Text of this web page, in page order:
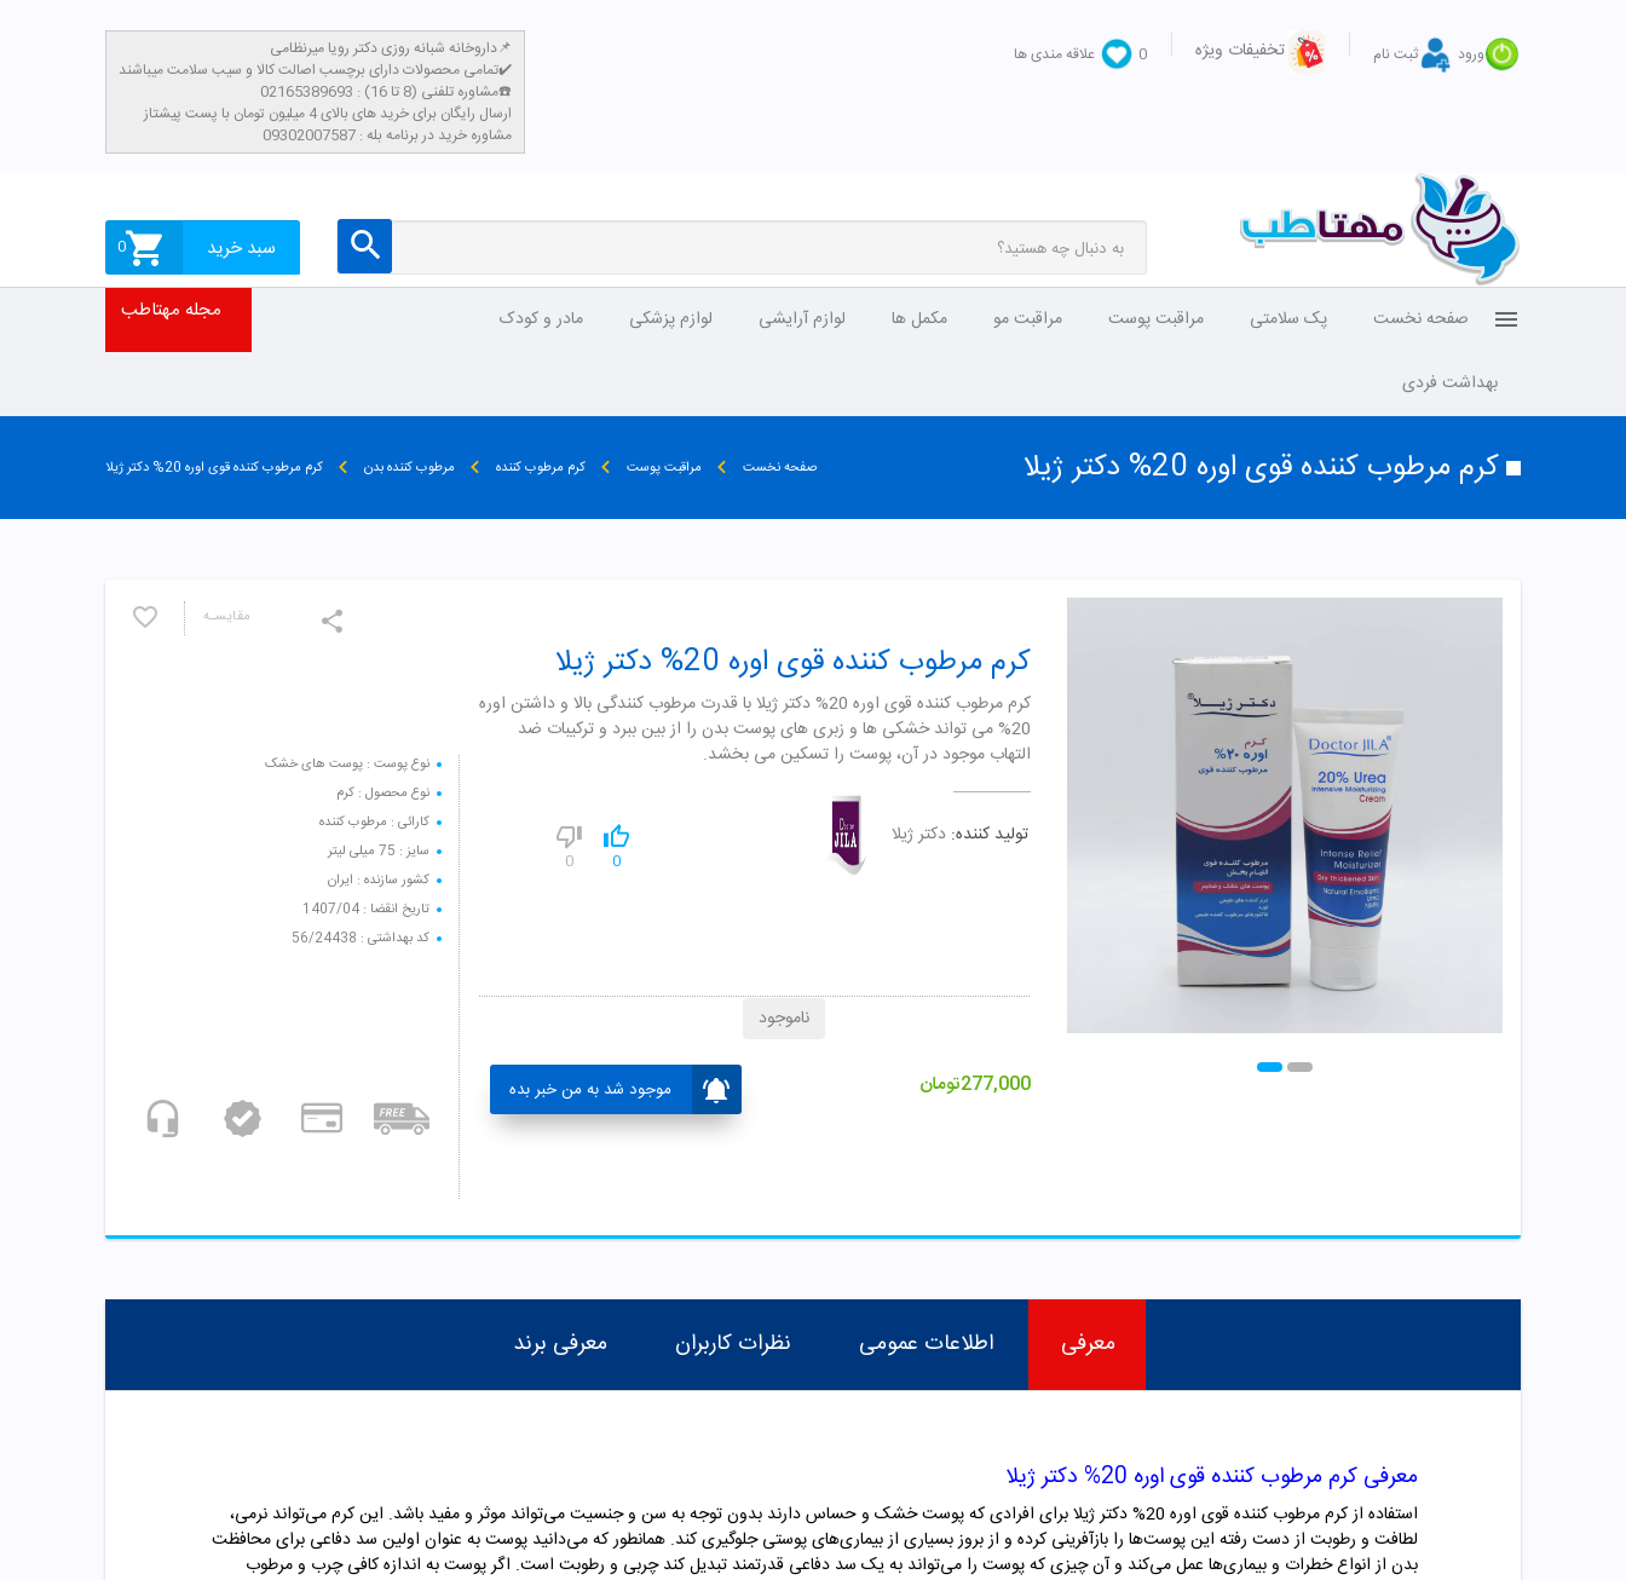
ورود ثبت نام تخفیفات ویژه 0 علاقه مندی ها
داروخانه شبانه روزی دکتر رویا میرنظامی📌
تمامی محصولات دارای برچسب اصالت کالا و سیب سلامت میباشند✔️
مشاوره تلفنی (8 تا 16) : 02165389693☎️
​ارسال رایگان برای خرید های بالای 4 میلیون تومان با پست پیشتاز
مشاوره خرید در برنامه بله : 09302007587
سبد خرید 0
صفحه نخست پک سلامتی مراقبت پوست مراقبت مو مکمل ها لوازم آرایشی لوازم پزشکی مادر و کودک
بهداشت فردی
مجله مهتاطب
کرم مرطوب کننده قوی اوره 20% دکتر ژیلا صفحه نخست مراقبت پوست کرم مرطوب کننده مرطوب کننده بدن کرم مرطوب کننده قوی اوره 20% دکتر ژیلا
مقایسـه
نوع پوست : پوست های خشک
نوع محصول : کرم
کارائی : مرطوب کننده
سایز : 75 میلی لیتر
کشور سازنده : ایران
تاریخ انقضا : 1407/04
کد بهداشتی : 56/24438
کرم مرطوب کننده قوی اوره 20% دکتر ژیلا
کرم مرطوب کننده قوی اوره 20% دکتر ژیلا با قدرت مرطوب کنندگی بالا و داشتن اوره
20% می تواند خشکی ها و زبری های پوست بدن را از بین ببرد و ترکیبات ضد
التهاب موجود در آن، پوست را تسکین می بخشد.
تولید کننده: دکتر ژیلا
0
0
277,000تومان موجود شد به من خبر بده
ناموجود
معرفی اطلاعات عمومی نظرات کاربران معرفی برند
معرفی کرم مرطوب کننده قوی اوره 20% دکتر ژیلا
استفاده از کرم مرطوب کننده قوی اوره 20% دکتر ژیلا برای افرادی که پوست خشک و حساس دارند بدون توجه به سن و جنسیت می‌تواند موثر و مفید باشد. این کرم می‌تواند نرمی،
لطافت و رطوبت از دست رفته این پوست‌ها را بازآفرینی کرده و از بروز بسیاری از بیماری‌های پوستی جلوگیری کند. همانطور که می‌دانید پوست به عنوان اولین سد دفاعی برای محافظت
بدن از انواع خطرات و بیماری‌ها عمل می‌کند و آن چیزی که پوست را می‌تواند به یک سد دفاعی قدرتمند تبدیل کند چربی و رطوبت است. اگر پوست به اندازه کافی چرب و مرطوب